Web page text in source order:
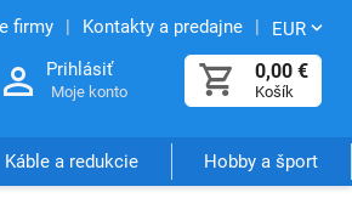
firmy Kontakty a predajne EUR
0,00 €
Košík
Prihlásiť
Moje konto
Káble a redukcie Hobby a šport